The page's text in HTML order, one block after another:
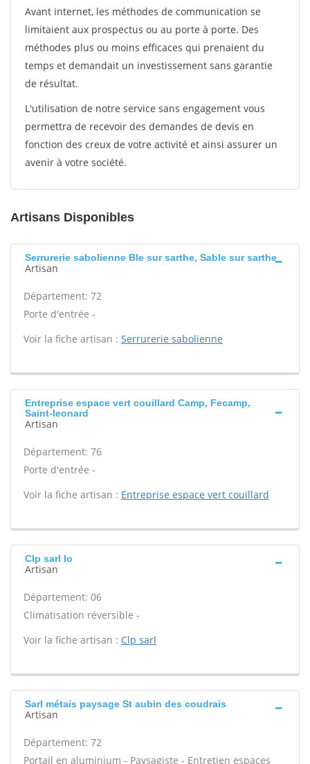
Avant internet, les méthodes de communication se
limitaient aux prospectus ou au porte à porte. Des
méthodes plus ou moins efficaces qui prenaient du
temps et demandait un investissement sans garantie
de résultat.
L'utilisation de notre service sans engagement vous
permettra de recevoir des demandes de devis en
fonction des creux de votre activité et ainsi assurer un
avenir à votre société.
Artisans Disponibles
Serrurerie sabolienne Ble sur sarthe, Sable sur sarthe
Artisan
Département: 72
Porte d'entrée -
Voir la fiche artisan : Serrurerie sabolienne
Entreprise espace vert couillard Camp, Fecamp,
Saint-leonard
Artisan
Département: 76
Porte d'entrée -
Voir la fiche artisan : Entreprise espace vert couillard
Clp sarl Io
Artisan
Département: 06
Climatisation réversible -
Voir la fiche artisan : Clp sarl
Sarl métais paysage St aubin des coudrais
Artisan
Département: 72
Portail en aluminium - Paysagiste - Entretien espaces